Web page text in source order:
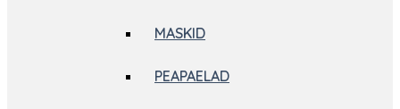
MASKID
PEAPAELAD